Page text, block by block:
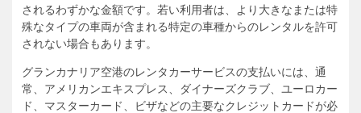
されるわずかな金額です。若い利用者は、より大きなまたは特
殊なタイプの車両が含まれる特定の車種からのレンタルを許可
されない場合もあります。
グランカナリア空港のレンタカーサービスの支払いには、通
常、アメリカンエキスプレス、ダイナーズクラブ、ユーロカー
ド、マスターカード、ビザなどの主要なクレジットカードが必